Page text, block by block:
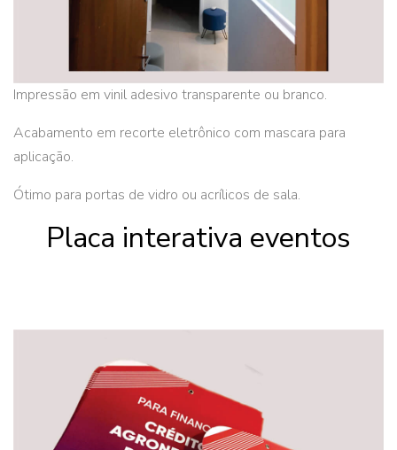
Impressão em vinil adesivo transparente ou branco.
Acabamento em recorte eletrônico com mascara para
aplicação.
Ótimo para portas de vidro ou acrílicos de sala.
Placa interativa eventos